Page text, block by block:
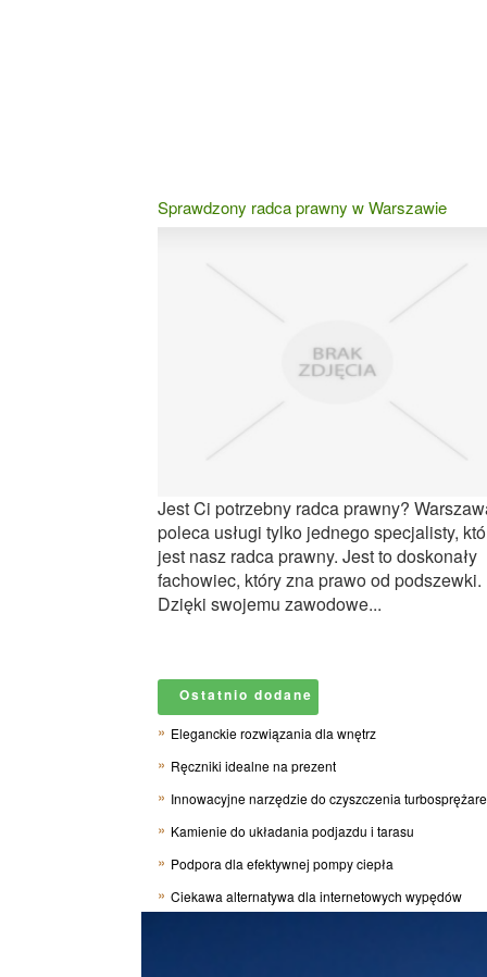
Sprawdzony radca prawny w Warszawie
Jest Ci potrzebny radca prawny?
poleca usługi tylko jednego specjalisty,
jest nasz radca prawny. Jest to doskonały
fachowiec, który zna prawo od podszewki.
Dzięki swojemu zawodowe...
Ostatnio dodane
Eleganckie rozwiązania dla wnętrz
Ręczniki idealne na prezent
Innowacyjne narzędzie do czyszczenia
Kamienie do układania podjazdu i tarasu
Podpora dla efektywnej pompy ciepła
Ciekawa alternatywa dla internetowych wypędów